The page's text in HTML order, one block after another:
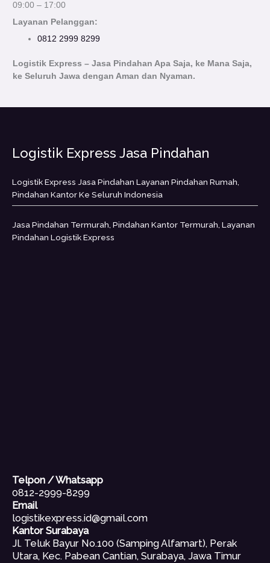
09:00 – 17:00
Layanan Pelanggan:
0812 2999 8299
Logistik Express – Jasa Pindahan Apa Saja, ke Mana Saja,
ke Seluruh Jawa dengan Aman dan Nyaman.
Logistik Express Jasa Pindahan
Logistik Express Jasa Pindahan Layanan Pindahan Rumah,
Pindahan Kantor Ke Seluruh Indonesia
Jasa Pindahan Termurah, Pindahan Kantor Termurah, Layanan
Pindahan Logistik Express
Telpon / Whatsapp
0812-2999-8299
Email
logistikexpress.id@gmail.com
Kantor Surabaya
Jl. Teluk Bayur No.100 (Samping Alfamart), Perak
Utara, Kec. Pabean Cantian, Surabaya, Jawa Timur